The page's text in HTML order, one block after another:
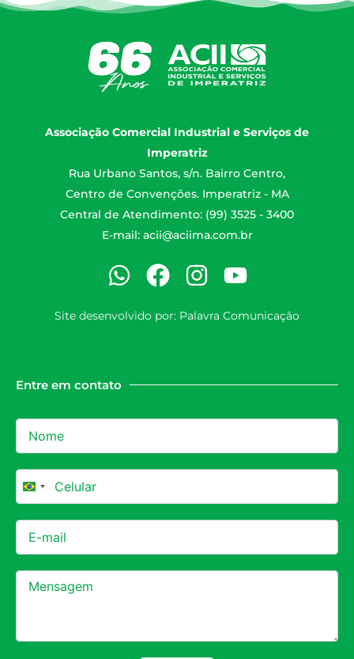
Associação Comercial Industrial e Serviços de
Imperatriz
Rua Urbano Santos, s/n. Bairro Centro,
Centro de Convenções. Imperatriz - MA
Central de Atendimento: (99) 3525 - 3400
E-mail: acii@aciima.com.br
Site desenvolvido por: Palavra Comunicação
Entre em contato
Brazil +55